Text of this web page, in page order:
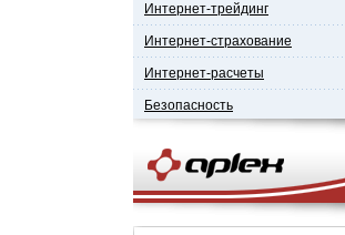
Интернет-трейдинг
Интернет-страхование
Интернет-расчеты
Безопасность